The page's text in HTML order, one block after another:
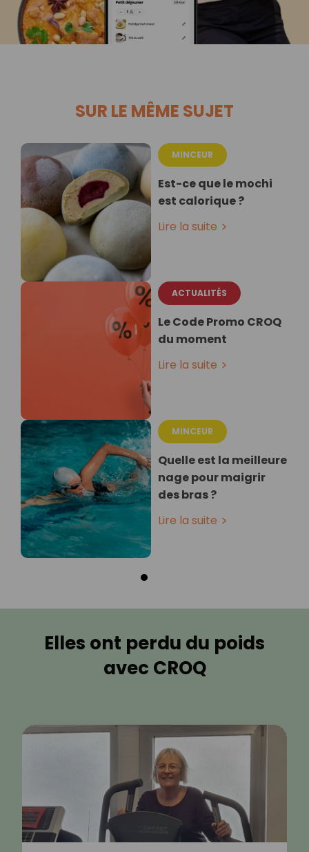
SUR LE MÊME SUJET
MINCEUR
Est-ce que le mochi
est calorique ?
Lire la suite
ACTUALITÉS
Le Code Promo CROQ
du moment
Lire la suite
MINCEUR
Quelle est la meilleure
nage pour maigrir
des bras ?
Lire la suite
Elles ont perdu du poids
avec CROQ